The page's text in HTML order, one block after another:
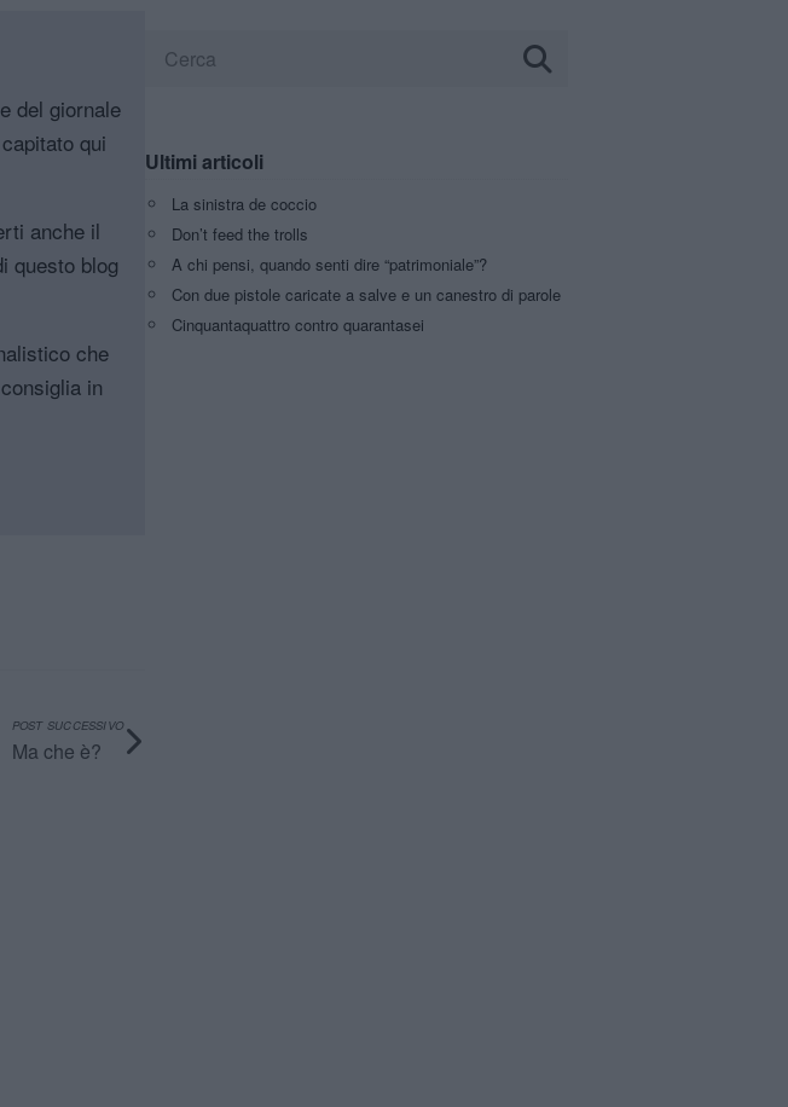
del giornale
qui
anche il
questo blog
che
in
POST SUCCESSIVO
Ma che è?
Ultimi articoli
La sinistra de coccio
Don’t feed the trolls
A chi pensi, quando senti dire “patrimoniale”?
Con due pistole caricate a salve e un canestro di parole
Cinquantaquattro contro quarantasei